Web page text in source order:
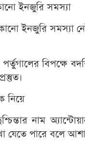
ইনজুরি সমস্যা
ইনজুরি সমস্যা
পর্তুগালের বিপক্ষে
নিয়ে
নাম
যেতে পারে বলে